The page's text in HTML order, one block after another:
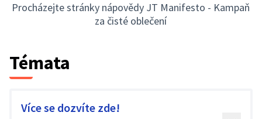
Procházejte stránky nápovědy JT Manifesto - Kampaň
za čisté oblečení
Témata
Více se dozvíte zde!